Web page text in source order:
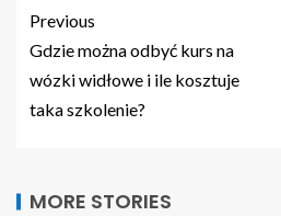
Previous
Gdzie można odbyć kurs na
wózki widłowe i ile kosztuje
taka szkolenie?
MORE STORIES